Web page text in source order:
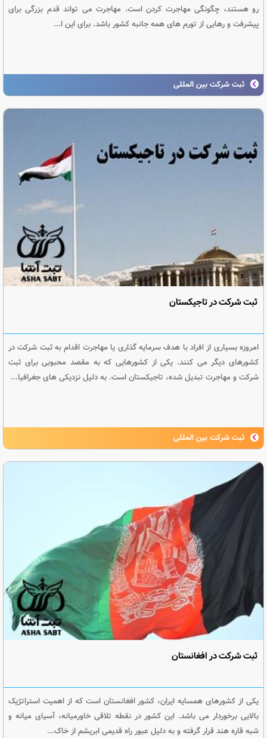
رو هستند، چگونگی مهاجرت کردن است. مهاجرت می‌ تواند قدم بزرگی برای
پیشرفت و رهایی از تورم های همه جانبه کشور باشد. برای این ا...
ثبت شرکت بین المللی
ثبت شرکت در تاجیکستان
امروزه بسیاری از افراد با هدف سرمایه گذاری یا مهاجرت اقدام به ثبت شرکت در
کشورهای دیگر می کنند. یکی از کشورهایی که به مقصد محبوبی برای ثبت
شرکت و مهاجرت تبدیل شده، تاجیکستان است. به دلیل نزدیکی های جغرافیا...
ثبت شرکت بین المللی
ثبت شرکت در افغانستان
یکی از کشورهای همسایه ایران، کشور افغانستان است که از اهمیت استراتژیک
بالایی برخوردار می باشد. این کشور در نقطه تلاقی خاورمیانه، آسیای میانه و
شبه قاره هند قرار گرفته و به دلیل عبور راه قدیمی ابریشم از خاک...